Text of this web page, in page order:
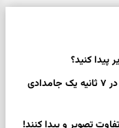
پیدا کنید؟
بازی فکری : فقط ۱ درصد از مردم می‌توانند در ۷ ثانیه یک جامدادی